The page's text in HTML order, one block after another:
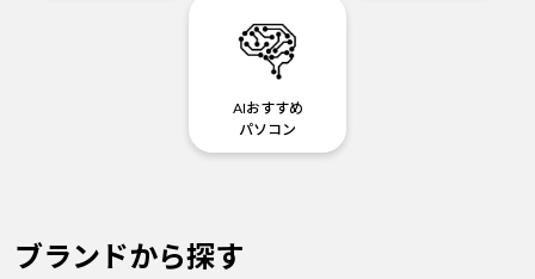
AIおすすめ
パソコン
ブランドから探す